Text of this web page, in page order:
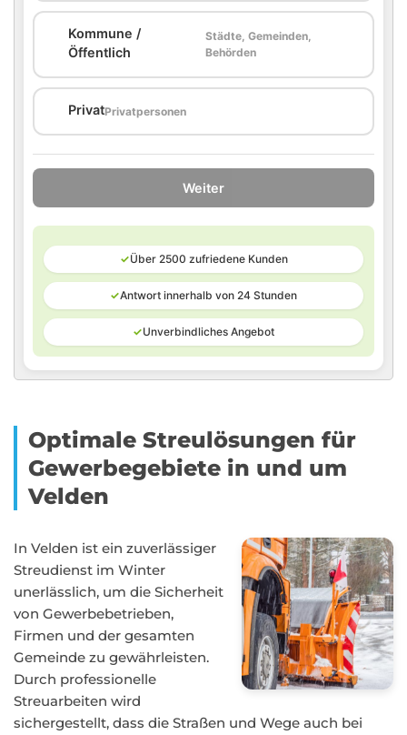
Kommune /
Öffentlich
Städte, Gemeinden,
Behörden
PrivatPrivatpersonen
Weiter
✓Über 2500 zufriedene Kunden
✓Antwort innerhalb von 24 Stunden
✓Unverbindliches Angebot
Optimale Streulösungen für
Gewerbegebiete in und um
Velden
In Velden ist ein zuverlässiger
Streudienst im Winter
unerlässlich, um die Sicherheit
von Gewerbebetrieben,
Firmen und der gesamten
Gemeinde zu gewährleisten.
Durch professionelle
Streuarbeiten wird
sichergestellt, dass die Straßen und Wege auch bei